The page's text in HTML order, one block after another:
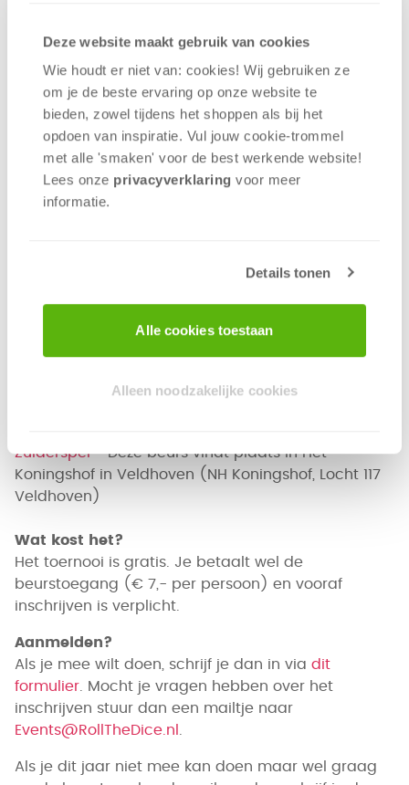
Deze website maakt gebruik van cookies
Wie houdt er niet van: cookies! Wij gebruiken ze
om je de beste ervaring op onze website te
bieden, zowel tijdens het shoppen als bij het
opdoen van inspiratie. Vul jouw cookie-trommel
met alle 'smaken' voor de best werkende website​!
Lees onze privacyverklaring voor meer
informatie.
Details tonen
Alle cookies toestaan
Alleen noodzakelijke cookies
Wanneer?
Zondag 24 april 2022
Hoe laat?
10.00 – 10.45 Aankomst deelnemers
10.45 – 11.25 1e ronde
11.25 – 11.40 Pauze
13.45 – 14.15 Achtste finales
14.15 – 14.45 Kwartfinales
15.45 – 16.00 Prijsuitreiking
Zuiderspel- Deze beurs vindt plaats in Het
Koningshof in Veldhoven (NH Koningshof, Locht 117
Veldhoven)
Wat kost het?
Het toernooi is gratis. Je betaalt wel de
beurstoegang (€ 7,- per persoon) en vooraf
inschrijven is verplicht.
Aanmelden?
Als je mee wilt doen, schrijf je dan in via dit
formulier . Mocht je vragen hebben over het
inschrijven stuur dan een mailtje naar
Events@RollTheDice.nl
Als je dit jaar niet mee kan doen maar wel graag